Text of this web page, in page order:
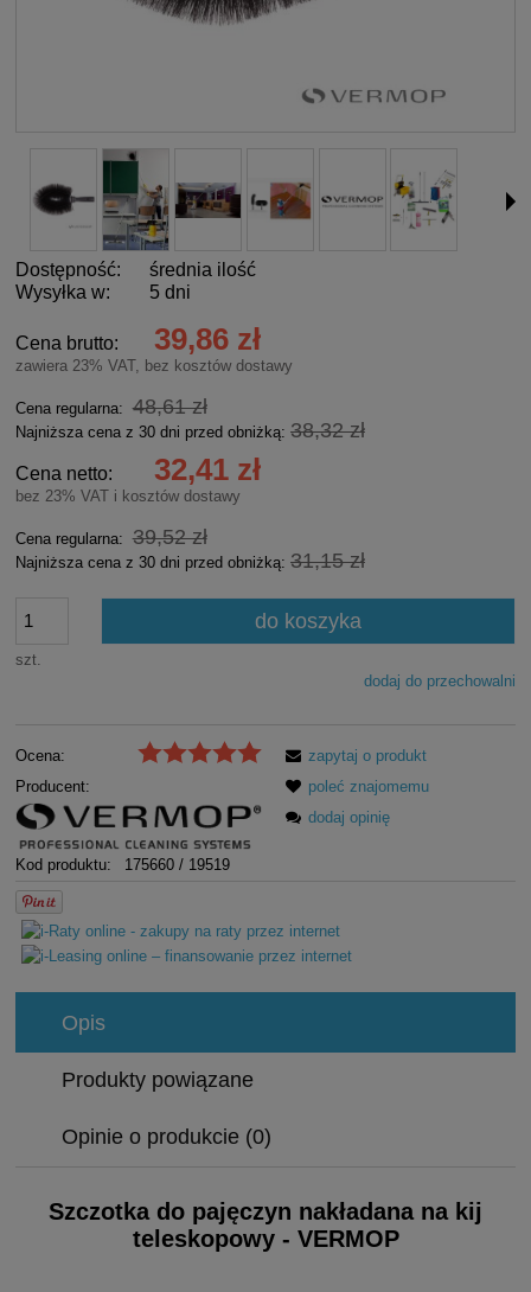
Dostępność:
średnia ilość
Wysyłka w:
5 dni
Cena brutto: 39,86 zł
zawiera 23% VAT, bez kosztów dostawy
Cena regularna: 48,61 zł
Najniższa cena z 30 dni przed obniżką: 38,32 zł
Cena netto: 32,41 zł
bez 23% VAT i kosztów dostawy
Cena regularna: 39,52 zł
Najniższa cena z 30 dni przed obniżką: 31,15 zł
szt.
do koszyka
dodaj do przechowalni
Ocena:
Producent:
Kod produktu: 175660 / 19519
zapytaj o produkt
poleć znajomemu
dodaj opinię
Opis
Produkty powiązane
Opinie o produkcie (0)
Szczotka do pajęczyn nakładana na kij
teleskopowy - VERMOP